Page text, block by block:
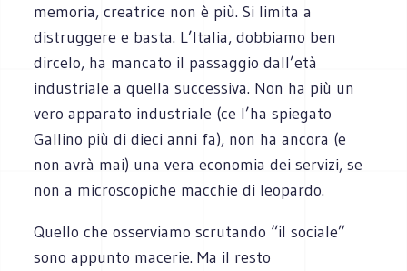
memoria, creatrice non è più. Si limita a
distruggere e basta. L’Italia, dobbiamo ben
dircelo, ha mancato il passaggio dall’età
industriale a quella successiva. Non ha più un
vero apparato industriale (ce l’ha spiegato
Gallino più di dieci anni fa), non ha ancora (e
non avrà mai) una vera economia dei servizi, se
non a microscopiche macchie di leopardo.
Quello che osserviamo scrutando “il sociale”
sono appunto macerie. Ma il resto